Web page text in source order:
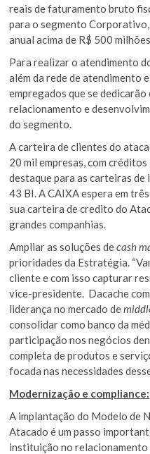
reais de faturamento bruto
para o segmento
anual acima de R$ 500
Para realizar o atendimento
além da rede de atendimento
empregados que se
relacionamento e
do segmento.
A carteira de clientes do
20 mil empresas, com
destaque para as carteiras
43 BI. A CAIXA espera em
sua carteira de credito do
grandes companhias.
Ampliar as soluções decash
prioridades da Estratégia.
cliente e com isso capturar
vice-presidente. Dacache
liderança no mercado de
consolidar como banco da
participação nos negócios
completa de produtos e
focada nas necessidades
Modernização e compliance:
A implantação do Modelo de
Atacado é um passo
instituição no relacionamento